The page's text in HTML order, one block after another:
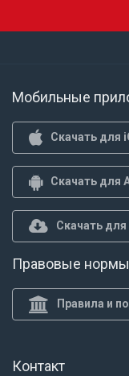
Мобильные
Скачать для
Скачать для
Скачать для
Правовые нормы
Контакт